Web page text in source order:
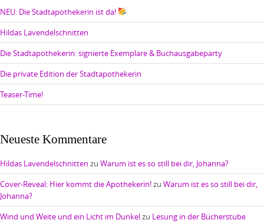
NEU: Die Stadtapothekerin ist da!
Hildas Lavendelschnitten
Die Stadtapothekerin: signierte Exemplare & Buchausgabeparty
Die private Edition der Stadtapothekerin
Teaser-Time!
Neueste Kommentare
Hildas Lavendelschnitten zu Warum ist es so still bei dir, Johanna?
Cover-Reveal: Hier kommt die Apothekerin!zu Warum ist es so still bei dir,
Johanna?
Wind und Weite und ein Licht im Dunkelzu Lesung in der Bücherstube